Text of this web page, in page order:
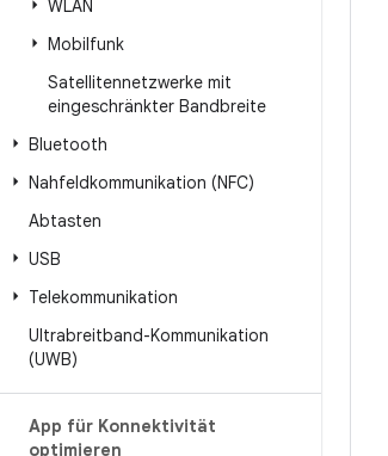
WLAN
Mobilfunk
Satellitennetzwerke mit
eingeschränkter Bandbreite
Bluetooth
Nahfeldkommunikation (NFC)
Abtasten
USB
Telekommunikation
Ultrabreitband-Kommunikation
(UWB)
App für Konnektivität
optimieren